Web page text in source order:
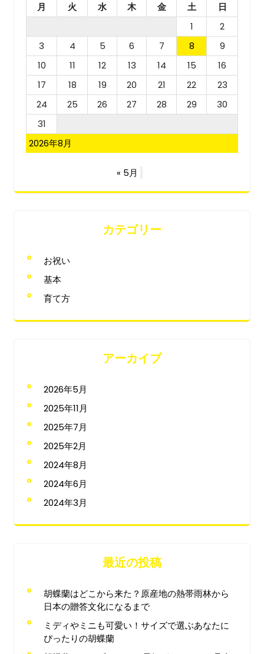
2026年8月
月 火 水 木 金 土
日
1
2
3
4 5 6 7 8
9
10
11 12 13 14 15
16
17
18 19 20 21 22
23
24
25 26 27 28 29
30
31
« 5月
カテゴリー
お祝い
基本
育て方
アーカイブ
2026年5月
2025年11月
2025年7月
2025年2月
2024年8月
2024年6月
2024年3月
最近の投稿
胡蝶蘭はどこから来た？原産地の熱帯雨林から
日本の贈答文化になるまで
ミディやミニも可愛い！サイズで選ぶあなたに
ぴったりの胡蝶蘭